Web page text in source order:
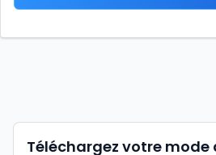
Téléchargez votre mode